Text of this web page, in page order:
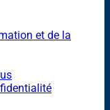
et de la